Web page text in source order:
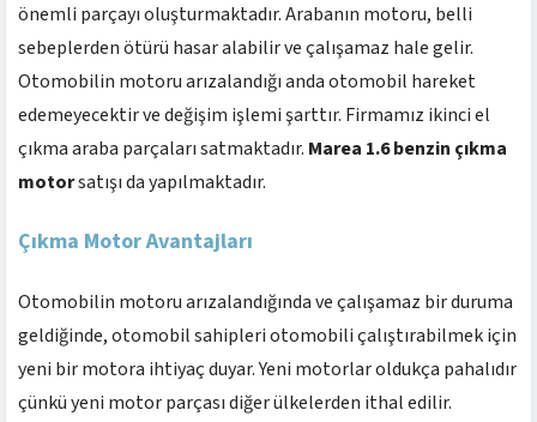
önemli parçayı oluşturmaktadır. Arabanın motoru, belli
sebeplerden ötürü hasar alabilir ve çalışamaz hale gelir.
Otomobilin motoru arızalandığı anda otomobil hareket
edemeyecektir ve değişim işlemi şarttır. Firmamız ikinci el
çıkma araba parçaları satmaktadır. Marea 1.6 benzin çıkma
motorsatışı da yapılmaktadır.
Çıkma Motor Avantajları
Otomobilin motoru arızalandığında ve çalışamaz bir duruma
geldiğinde, otomobil sahipleri otomobili çalıştırabilmek için
yeni bir motora ihtiyaç duyar. Yeni motorlar oldukça pahalıdır
çünkü yeni motor parçası diğer ülkelerden ithal edilir.